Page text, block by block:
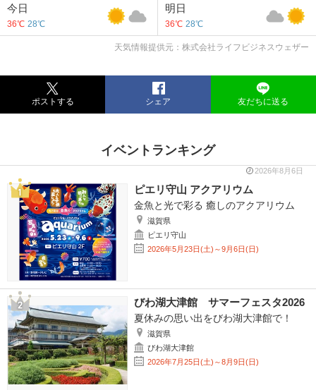
今日
36℃ 28℃
明日
36℃ 28℃
天気情報提供元：株式会社ライフビジネスウェザー
ポストする シェア 友だちに送る
イベントランキング
2026年8月6日
ピエリ守山 アクアリウム
金魚と光で彩る 癒しのアクアリウム
滋賀県
ピエリ守山
2026年5月23日(土)～9月6日(日)
びわ湖大津館 サマーフェスタ2026
夏休みの思い出をびわ湖大津館で！
滋賀県
びわ湖大津館
2026年7月25日(土)～8月9日(日)